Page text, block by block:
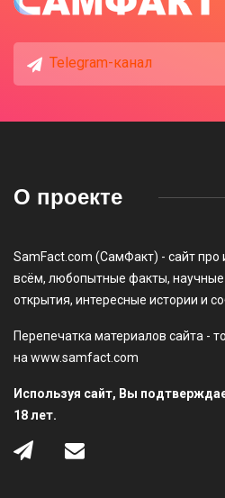
Telegram-канал
О проекте
SamFact.com (СамФакт) - сайт про
всём, любопытные факты,
открытия, интересные истории и
Перепечатка материалов сайта -
на www.samfact.com
Используя сайт, Вы
18 лет.